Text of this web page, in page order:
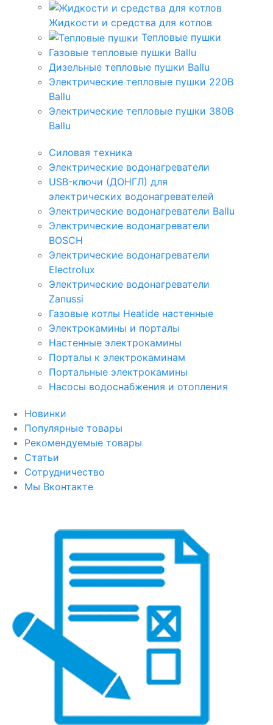
Жидкости и средства для котлов
Тепловые пушки
Газовые тепловые пушки Ballu
Дизельные тепловые пушки Ballu
Электрические тепловые пушки 220В
Ballu
Электрические тепловые пушки 380В
Ballu
Силовая техника
Электрические водонагреватели
USB-ключи (ДОНГЛ) для
электрических водонагревателей
Электрические водонагреватели Ballu
Электрические водонагреватели
BOSCH
Электрические водонагреватели
Electrolux
Электрические водонагреватели
Zanussi
Газовые котлы Heatide настенные
Электрокамины и порталы
Настенные электрокамины
Порталы к электрокаминам
Портальные электрокамины
Насосы водоснабжения и отопления
Новинки
Популярные товары
Рекомендуемые товары
Статьи
Сотрудничество
Мы Вконтакте